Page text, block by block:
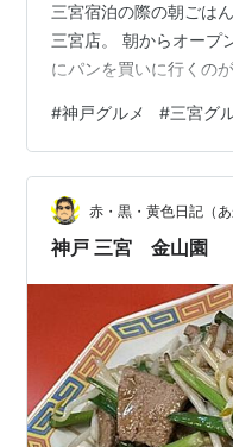
三宮宿泊の際の朝ごは
三宮店。 朝からオープ
にパンを買いに行くのが
#神戸グルメ #三宮グ
赤・黒・黄色日記（
神戸 三宮 金山園